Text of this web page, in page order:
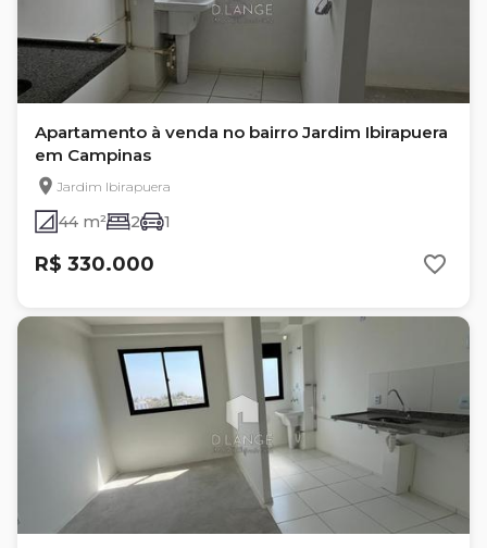
Apartamento à venda no bairro Jardim Ibirapuera
em Campinas
Jardim Ibirapuera
44 m² 2 1
R$ 330.000